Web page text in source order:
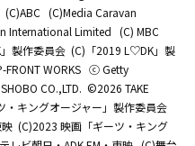
(C)ABC (C)Media Caravan
International Limited (C) MBC
製作委員会 (C)「2019 L♡DK」製
FRONT WORKS ⓒ Getty
CO.,LTD. ©2026 TAKE
・キングオージャー」製作委員会
(C)2023 映画「ギーツ・キング